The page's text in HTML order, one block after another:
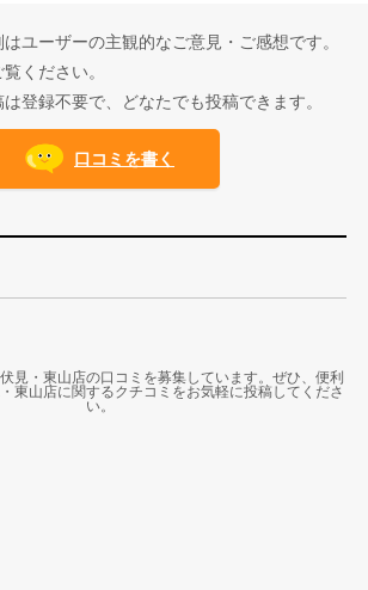
ユーザーの主観的なご意見・ご感想です。
ください。
登録不要で、どなたでも投稿できます。
口コミを書く
見・東山店の口コミを募集しています。ぜひ、便利
東山店に関するクチコミをお気軽に投稿してくださ
い。